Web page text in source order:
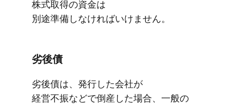
株式取得の​資金は​
別途準備しなければいけません。
劣後債
劣後債は、​発行した​会社が​
経営不振などで​倒産した​場合、​一般の​